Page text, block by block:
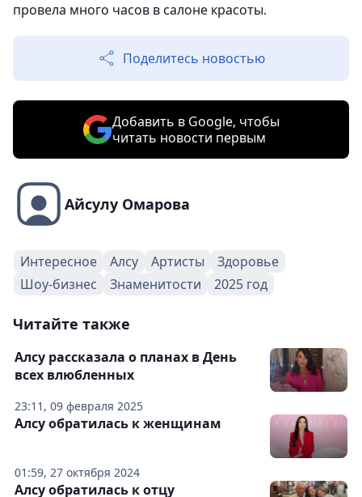
провела много часов в салоне красоты.
Поделитесь новостью
Добавить в Google, чтобы
читать новости первым
Айсулу Омарова
Интересное Алсу Артисты
Здоровье
Шоу-бизнес
Знаменитости 2025 год
Читайте также
23:11, 09 февраля 2025
Алсу рассказала о планах в День
всех влюбленных
01:59, 27 октября 2024
Алсу обратилась к женщинам
Алсу обратилась к отцу